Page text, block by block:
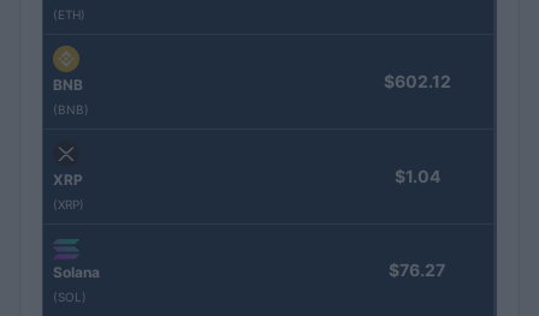
(ETH)
BNB
(BNB)
$602.12
XRP
(XRP)
$1.04
Solana
(SOL)
$76.27